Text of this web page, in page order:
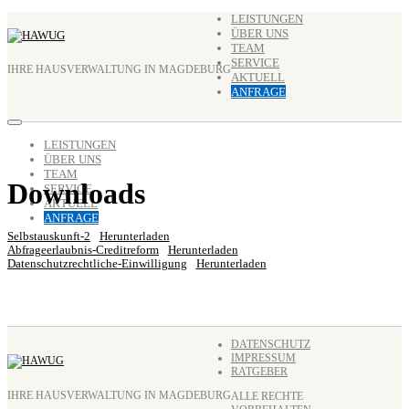
Inhalt
IHRE HAUSVERWALTUNG IN MAGDEBURG
LEISTUNGEN
ÜBER UNS
TEAM
SERVICE
AKTUELL
ANFRAGE
LEISTUNGEN
ÜBER UNS
TEAM
SERVICE
AKTUELL
ANFRAGE
Downloads
Selbstauskunft-2
Herunterladen
Abfrageerlaubnis-Creditreform
Herunterladen
Datenschutzrechtliche-Einwilligung
Herunterladen
IHRE HAUSVERWALTUNG IN MAGDEBURG
DATENSCHUTZ
IMPRESSUM
RATGEBER
ALLE RECHTE